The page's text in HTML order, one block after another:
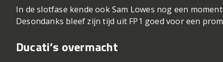
In de slotfase kende ook Sam Lowes nog een
Desondanks bleef zijn tijd uit FP1 goed voor een
Ducati’s overmacht